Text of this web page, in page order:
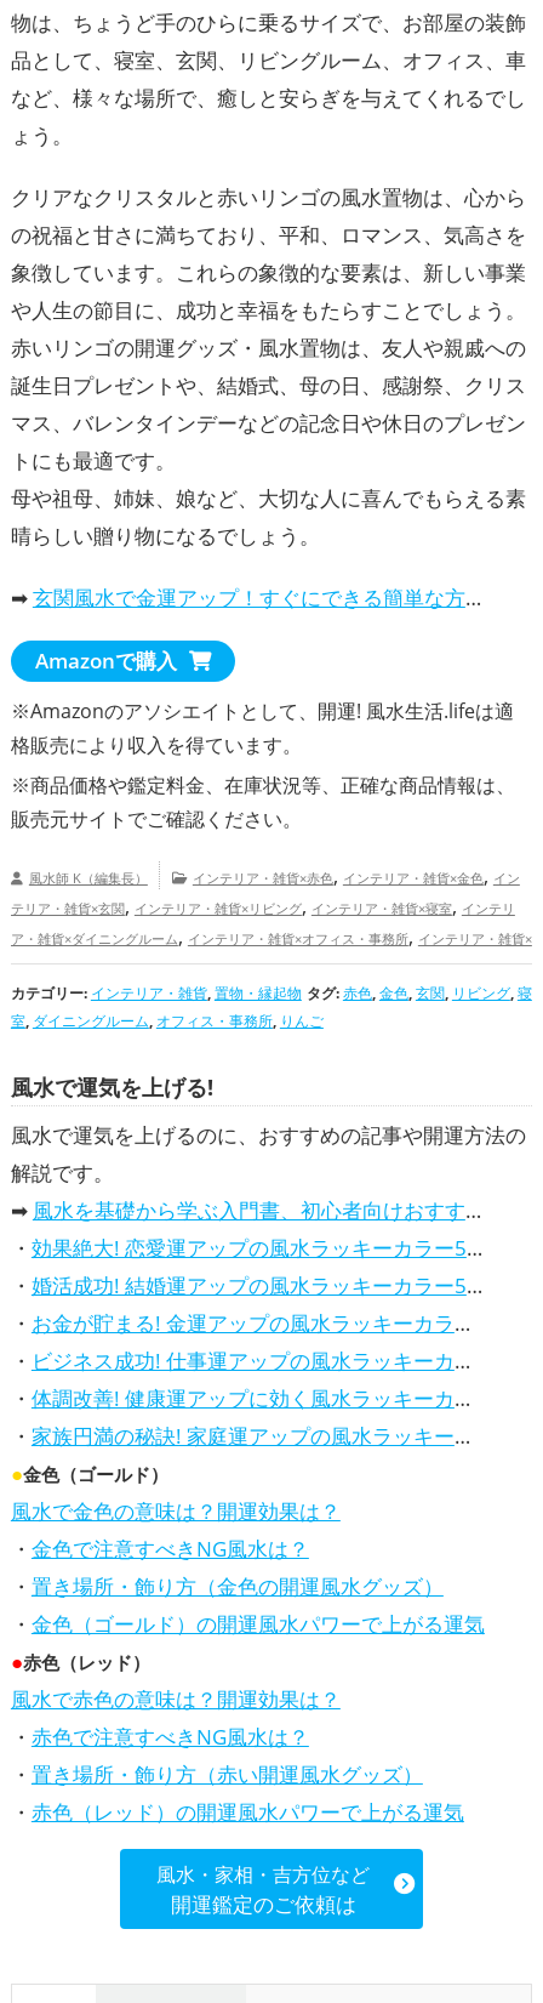
物は、ちょうど手のひらに乗るサイズで、お部屋の装飾
品として、寝室、玄関、リビングルーム、オフィス、車
など、様々な場所で、癒しと安らぎを与えてくれるでし
ょう。
クリアなクリスタルと赤いリンゴの風水置物は、心から
の祝福と甘さに満ちており、平和、ロマンス、気高さを
象徴しています。これらの象徴的な要素は、新しい事業
や人生の節目に、成功と幸福をもたらすことでしょう。
赤いリンゴの開運グッズ・風水置物は、友人や親戚への
誕生日プレゼントや、結婚式、母の日、感謝祭、クリス
マス、バレンタインデーなどの記念日や休日のプレゼン
トにも最適です。
母や祖母、姉妹、娘など、大切な人に喜んでもらえる素
晴らしい贈り物になるでしょう。
➡玄関風水で金運アップ！すぐにできる簡単な方法
Amazonで購入
※Amazonのアソシエイトとして、開運! 風水生活.lifeは適
格販売により収入を得ています。
※商品価格や鑑定料金、在庫状況等、正確な商品情報は、
販売元サイトでご確認ください。
風水師 K（編集長） インテリア・雑貨×赤色, インテリア・雑貨×金色, イン
テリア・雑貨×玄関, インテリア・雑貨×リビング, インテリア・雑貨×寝室, インテリ
ア・雑貨×ダイニングルーム, インテリア・雑貨×オフィス・事務所, インテリア・雑貨×
りんご,置物・縁起物×赤色,置物・縁起物×金色,置物・縁起物×玄関,置物・縁起物×リ
ビング,置物・縁起物×寝室,置物・縁起物×ダイニングルーム,置物・縁起物×オフィ
ス・事務所,置物・縁起物×りんご 赤色の開運グッズ
ズ,オフィス・事務所の開運グッズ
運アップ
カテゴリー: インテリア・雑貨,置物・縁起物 タグ:赤色,金色,玄関, リビング,寝
室, ダイニングルーム, オフィス・事務所, りんご
風水で運気を上げる!
風水で運気を上げるのに、おすすめの記事や開運方法の
解説です。
➡ 風水を基礎から学ぶ入門書、初心者向けおすすめ本
・ 効果絶大! 恋愛運アップの風水ラッキーカラー5選、解説付き
・ 婚活成功! 結婚運アップの風水ラッキーカラー5選、効果解説
・ お金が貯まる! 金運アップの風水ラッキーカラー5選、効果解説
・ ビジネス成功! 仕事運アップの風水ラッキーカラー5選、効果解説
・ 体調改善! 健康運アップに効く風水ラッキーカラー5選、効果と活用法を解説
・ 家族円満の秘訣! 家庭運アップの風水ラッキーカラー5選、効果解説
●金色（ゴールド）
風水で金色の意味は？開運効果は？
・ 金色で注意すべきNG風水は？
・ 置き場所・飾り方（金色の開運風水グッズ）
・ 金色（ゴールド）の開運風水パワーで上がる運気
●赤色（レッド）
風水で赤色の意味は？開運効果は？
・ 赤色で注意すべきNG風水は？
・ 置き場所・飾り方（赤い開運風水グッズ）
・ 赤色（レッド）の開運風水パワーで上がる運気
風水・家相・吉方位など
開運鑑定のご依頼は